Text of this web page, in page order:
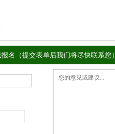
名（提交表单后我们将尽快联系您）